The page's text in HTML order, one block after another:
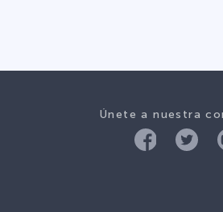
Únete a nuestra